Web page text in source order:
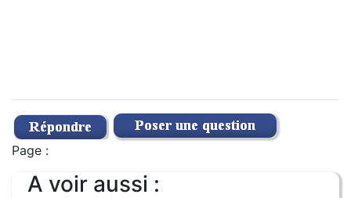
Page :
A voir aussi :